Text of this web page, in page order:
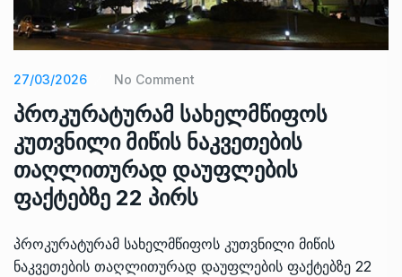
27/03/2026 No Comment
პროკურატურამ სახელმწიფოს
კუთვნილი მიწის ნაკვეთების
თაღლითურად დაუფლების
ფაქტებზე 22 პირს
პროკურატურამ სახელმწიფოს კუთვნილი მიწის
ნაკვეთების თაღლითურად დაუფლების ფაქტებზე 22